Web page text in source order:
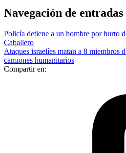
Navegación de entradas
Policía detiene a un hombre por hurto
Caballero
Ataques israelíes matan a 8 miembros
camiones humanitarios
Compartir en: